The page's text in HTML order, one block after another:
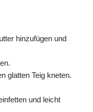
hinzufügen und
glatten Teig kneten.
und leicht